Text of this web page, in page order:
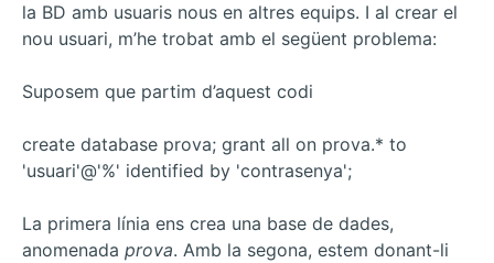
la BD amb usuaris nous en altres equips. I al crear el
nou usuari, m’he trobat amb el següent problema:
Suposem que partim d’aquest codi
create database prova; grant all on prova.* to
'usuari'@'%' identified by 'contrasenya';
La primera línia ens crea una base de dades,
anomenada prova. Amb la segona, estem donant-li